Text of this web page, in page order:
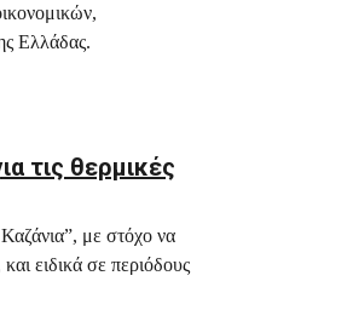
Ελλάδας.
τις θερμικές
με στόχο να
ειδικά σε περιόδους